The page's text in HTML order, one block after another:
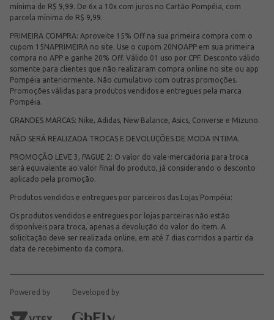
mínima de R$ 9,99. De 6x a 10x com juros no Cartão Pompéia, com
parcela mínima de R$ 9,99.
PRIMEIRA COMPRA: Aproveite 15% Off na sua primeira compra com o
cupom 15NAPRIMEIRA no site. Use o cupom 20NOAPP em sua primeira
compra no APP e ganhe 20% Off. Válido 01 uso por CPF. Desconto válido
somente para clientes que não realizaram compra online no site ou app
Pompéia anteriormente. Não cumulativo com outras promoções.
Promoções válidas para produtos vendidos e entregues pela marca
Pompéia.
GRANDES MARCAS: Nike, Adidas, New Balance, Asics, Converse e Mizuno.
NÃO SERÁ REALIZADA TROCAS E DEVOLUÇÕES DE MODA INTIMA.
PROMOÇÃO LEVE 3, PAGUE 2: O valor do vale-mercadoria para troca
será equivalente ao valor final do produto, já considerando o desconto
aplicado pela promoção.
Produtos vendidos e entregues por parceiros das Lojas Pompéia:
Os produtos vendidos e entregues por lojas parceiras não estão
disponíveis para troca, apenas a devolução do valor do item. A
solicitação deve ser realizada online, em até 7 dias corridos a partir da
data de recebimento da compra.
Powered by Developed by